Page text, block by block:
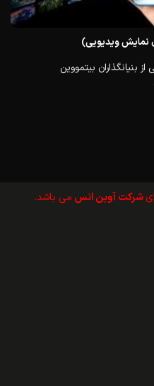
ویدیویی)
بنیانگذاران بیتمووین
شرکت آوین انس می باشد.